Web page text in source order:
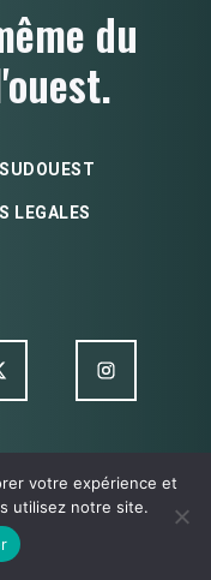
du
LEGALES
votre expérience et
utilisez notre site.